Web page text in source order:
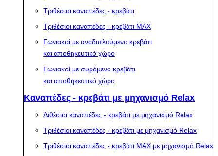
Τριθέσιοι καναπέδες - κρεβάτι
Τριθέσιοι καναπέδες - κρεβάτι MAX
Γωνιακοί με αναδιπλούμενο κρεβάτι
και αποθηκευτικό χώρο
Γωνιακοί με συρόμενο κρεβάτι
και αποθηκευτικό χώρο
Καναπέδες - κρεβάτι με μηχανισμό Relax
Διθέσιοι καναπέδες - κρεβάτι με μηχανισμό Relax
Τριθέσιοι καναπέδες - κρεβάτι με μηχανισμό Relax
Τριθέσιοι καναπέδες - κρεβάτι MAX με μηχανισμό Relax